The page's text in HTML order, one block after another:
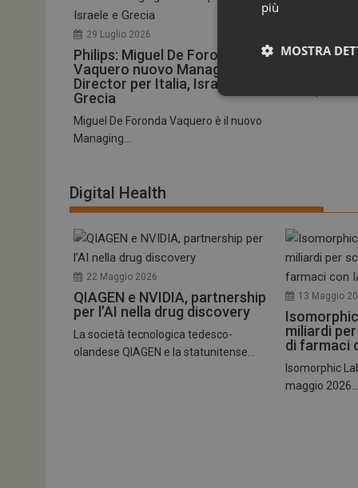
29 Luglio 2026
Philips: Miguel De Foronda
Vaquero nuovo Managing
Director per Italia, Israele e
Grecia
Miguel De Foronda Vaquero è il nuovo
Managing...
Severino
Digital Health
22 Maggio 2026
QIAGEN e NVIDIA, partnership
per l’AI nella drug discovery
La società tecnologica tedesco-
olandese QIAGEN e la statunitense...
13 Maggio
miliardi
di farmaci
Isomorphic
maggio 2026...
più
MOSTRA
I cookie necessari
e l'accesso alle
NOME
_ga